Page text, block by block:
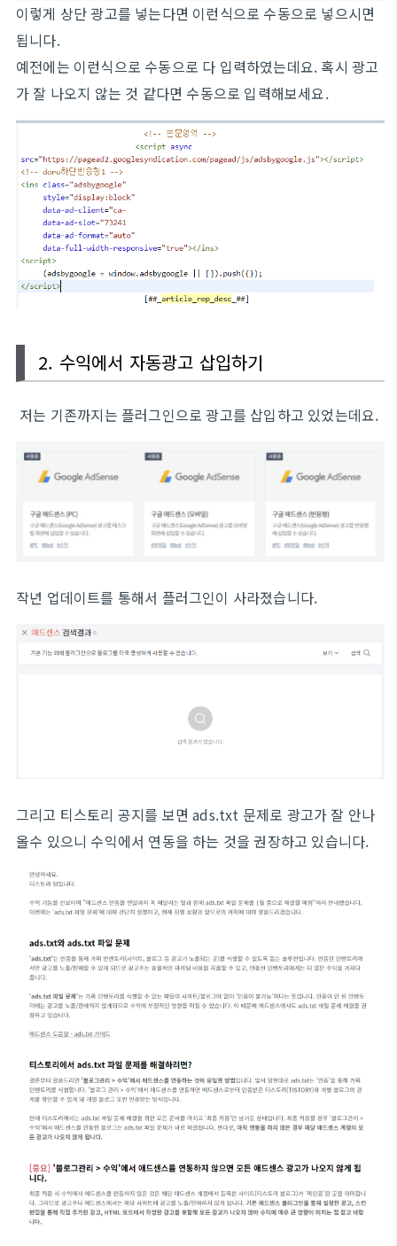
이렇게 상단 광고를 넣는다면 이런식으로 수동으로 넣으시면
됩니다.
예전에는 이런식으로 수동으로 다 입력하였는데요. 혹시 광고
가 잘 나오지 않는 것 같다면 수동으로 입력해보세요.
2. 수익에서 자동광고 삽입하기
저는 기존까지는 플러그인으로 광고를 삽입하고 있었는데요.
작년 업데이트를 통해서 플러그인이 사라졌습니다.
그리고 티스토리 공지를 보면 ads.txt 문제로 광고가 잘 안나
올수 있으니 수익에서 연동을 하는 것을 권장하고 있습니다.